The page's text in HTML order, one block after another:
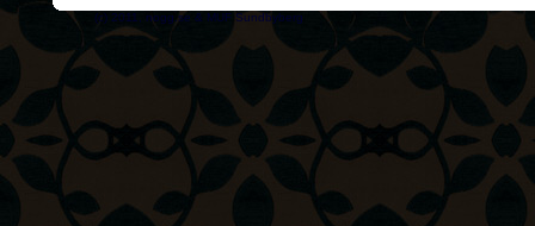
(c) 2011, nogg.se & MUF Sundbyberg